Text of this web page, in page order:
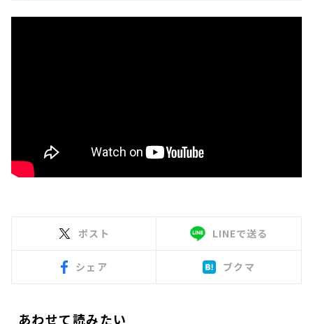
ポスト LINEで送る
シェア ブクマ
あわせて読みたい